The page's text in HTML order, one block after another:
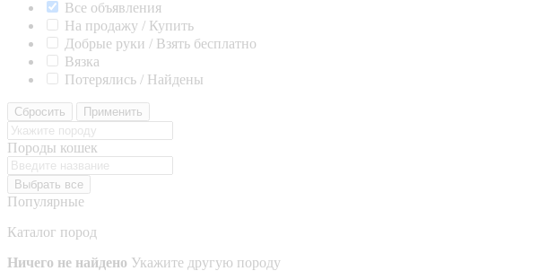
Все объявления
На продажу / Купить
Добрые руки / Взять бесплатно
Вязка
Потерялись / Найдены
Сбросить Применить
Породы кошек
Выбрать все
Популярные
Каталог пород
Ничего не найдено Укажите другую породу